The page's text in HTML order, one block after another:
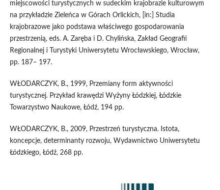
miejscowości turystycznych w sudeckim krajobrazie kulturowym
na przykładzie Zieleńca w Górach Orlickich, [in:] Studia
krajobrazowe jako podstawa właściwego gospodarowania
przestrzenią, eds. A. Zaręba i D. Chylińska, Zakład Geografii
Regionalnej i Turystyki Uniwersytetu Wrocławskiego, Wrocław,
pp. 187– 197.
WŁODARCZYK, B., 1999, Przemiany form aktywności
turystycznej. Przykład krawędzi Wyżyny Łódzkiej, Łódzkie
Towarzystwo Naukowe, Łódź, 194 pp.
WŁODARCZYK, B., 2009, Przestrzeń turystyczna. Istota,
koncepcje, determinanty rozwoju, Wydawnictwo Uniwersytetu
Łódzkiego, Łódź, 268 pp.